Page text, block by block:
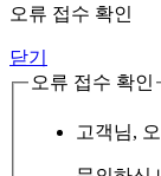
오류 접수 확인
닫기
오류 접수 확인
고객님,